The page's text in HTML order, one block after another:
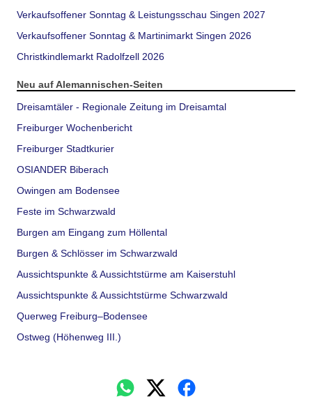
Verkaufsoffener Sonntag & Leistungsschau Singen 2027
Verkaufsoffener Sonntag & Martinimarkt Singen 2026
Christkindlemarkt Radolfzell 2026
Neu auf Alemannischen-Seiten
Dreisamtäler - Regionale Zeitung im Dreisamtal
Freiburger Wochenbericht
Freiburger Stadtkurier
OSIANDER Biberach
Owingen am Bodensee
Feste im Schwarzwald
Burgen am Eingang zum Höllental
Burgen & Schlösser im Schwarzwald
Aussichtspunkte & Aussichtstürme am Kaiserstuhl
Aussichtspunkte & Aussichtstürme Schwarzwald
Querweg Freiburg–Bodensee
Ostweg (Höhenweg III.)